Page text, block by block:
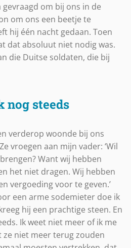
om bij ons in de
om ons een beetje te
hij één nacht gedaan. Toen
dat absoluut niet nodig was.
die Duitse soldaten, die bij
nog steeds
verderop woonde bij ons
vroegen aan mijn vader: ‘Wil
Want wij hebben
het niet dragen. Wij hebben
vergoeding voor te geven.’
een arme sodemieter doe ik
hij een prachtige steen. En
Ik weet niet meer of ik me
ze niet meer terug zouden